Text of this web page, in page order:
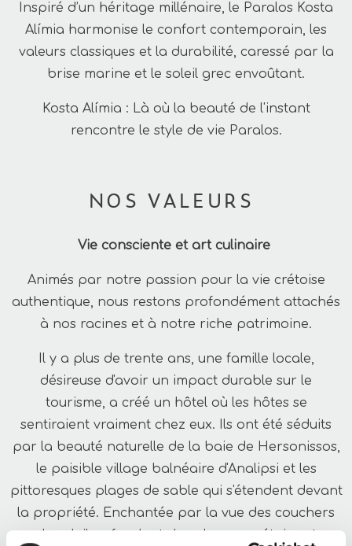
Inspiré d’un héritage millénaire, le Paralos Kosta
Alímia harmonise le confort contemporain, les
valeurs classiques et la durabilité, caressé par la
brise marine et le soleil grec envoûtant.
Kosta Alímia : Là où la beauté de l'instant
rencontre le style de vie Paralos.
NOS VALEURS
Vie consciente et art culinaire
Animés par notre passion pour la vie crétoise
authentique, nous restons profondément attachés
à nos racines et à notre riche patrimoine.
Il y a plus de trente ans, une famille locale,
désireuse d'avoir un impact durable sur le
tourisme, a créé un hôtel où les hôtes se
sentiraient vraiment chez eux. Ils ont été séduits
par la beauté naturelle de la baie de Hersonissos,
le paisible village balnéaire d'Analipsi et les
pittoresques plages de sable qui s'étendent devant
la propriété. Enchantée par la vue des couchers
de soleil se fondant dans la mer crétoise et